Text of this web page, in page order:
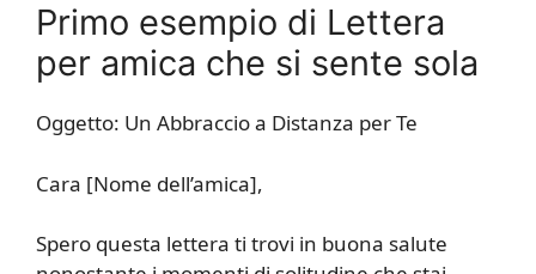
Primo esempio di Lettera
per amica che si sente sola
Oggetto: Un Abbraccio a Distanza per Te
Cara [Nome dell’amica],
Spero questa lettera ti trovi in buona salute